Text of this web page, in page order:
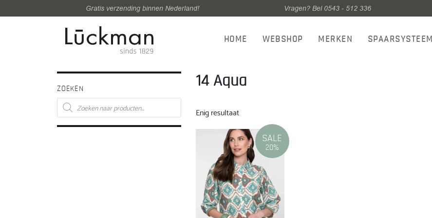
Gratis verzending binnen Nederland! Vragen? Bel 0543 - 512 336
HOME WEBSHOP MERKEN SPAARSYSTEEM
ZOEKEN
Producten
zoeken
14 Aqua
Enig resultaat
SALE
20%